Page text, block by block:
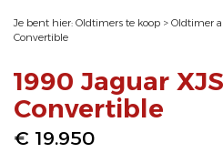
Je bent hier: Oldtimers te koop > Oldtimer
Convertible
1990 Jaguar
Convertible
€ 19.950